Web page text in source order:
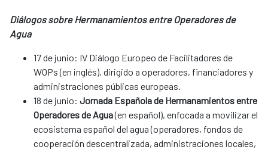
Diálogos sobre Hermanamientos entre Operadores de
Agua
17 de junio: IV Diálogo Europeo de Facilitadores de
WOPs (en inglés), dirigido a operadores, financiadores y
administraciones públicas europeas.
18 de junio: Jornada Española de Hermanamientos entre
Operadores de Agua(en español), enfocada a movilizar el
ecosistema español del agua (operadores, fondos de
cooperación descentralizada, administraciones locales,